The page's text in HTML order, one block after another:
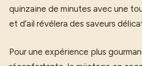
quinzaine de minutes avec une
et d’ail révélera des saveurs
Pour une expérience plus